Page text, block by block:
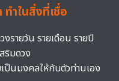
ำในสิ่งที่เชื่อ
รายวัน รายเดือน รายปี
ริมดวง
ป็นมงคลให้กับตัวท่านเอง